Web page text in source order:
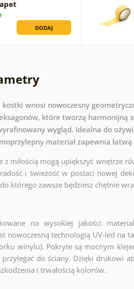
DODAJ
wnosi nowoczesny
które tworzą
wygląd. Idealna do
materiał zapewnia łatwą
z miłością mogą upiększyć wnętrze
i świeżość w postaci nowej
którego zawsze będziesz chętnie
na wysokiej jakości
nowoczesną technologią UV-led na
winylu). Pokryte są mocnym
do ściany. Dzięki drukowi
i trwałością kolorów.